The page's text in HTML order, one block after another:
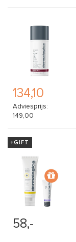
134,10
Adviesprijs:
149,00
+GIFT
58,-